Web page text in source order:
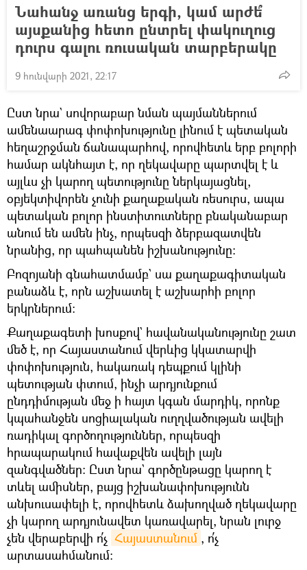
Նահանջ առանց երգի, կամ արժե՞
այսքանից հետո ընտրել փակուղուց
դուրս գալու ռուսական տարբերակը
9 հունվարի 2021, 22:17
Ըստ նրա` սովորաբար նման պայմաններում
ամենաարագ փոփոխությունը լինում է պետական
հեղաշրջման ճանապարհով, որովհետև երբ բոլորի
համար ակնհայտ է, որ ղեկավարը պարտվել է և
այլևս չի կարող պետությունը ներկայացնել,
օբյեկտիվորեն չունի քաղաքական ռեսուրս, ապա
պետական բոլոր ինստիտուտները բնականաբար
անում են ամեն ինչ, որպեսզի ձերբազատվեն
նրանից, որ պահպանեն իշխանությունը։
Բոզոյանի գնահատմամբ` սա քաղաքագիտական
բանաձև է, որն աշխատել է աշխարհի բոլոր
երկրներում։
Քաղաքագետի խոսքով` հավանականությունը շատ
մեծ է, որ Հայաստանում վերևից կկատարվի
փոփոխություն, հակառակ դեպքում կլինի
պետության փտում, ինչի արդյունքում
ընդդիմության մեջ ի հայտ կգան մարդիկ, որոնք
կպահանջեն սոցիալական ուղղվածության ավելի
ռադիկալ գործողություններ, որպեսզի
հրապարակում հավաքվեն ավելի լայն
զանգվածներ։ Ըստ նրա` գործընթացը կարող է
տևել ամիսներ, բայց իշխանափոխությունն
անխուսափելի է, որովհետև ձախողված ղեկավարը
չի կարող արդյունավետ կառավարել, նրան լուրջ
չեն վերաբերվի ո՛չ Հայաստանում , ո՛չ
արտասահմանում։